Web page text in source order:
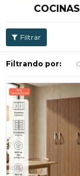
Filtrando por: